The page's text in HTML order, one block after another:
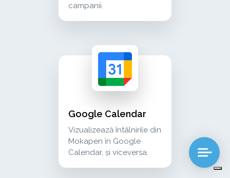
campanii.
google calendar vizualizează întâlnirile din
calendar
Google Calendar
Vizualizează întâlnirile din
Mokapen în Google
Calendar, și viceversa.